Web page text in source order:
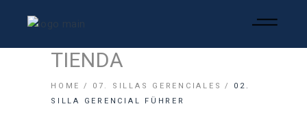
TIENDA
HOME 07. SILLAS GERENCIALES
02.
SILLA GERENCIAL FÜHRER